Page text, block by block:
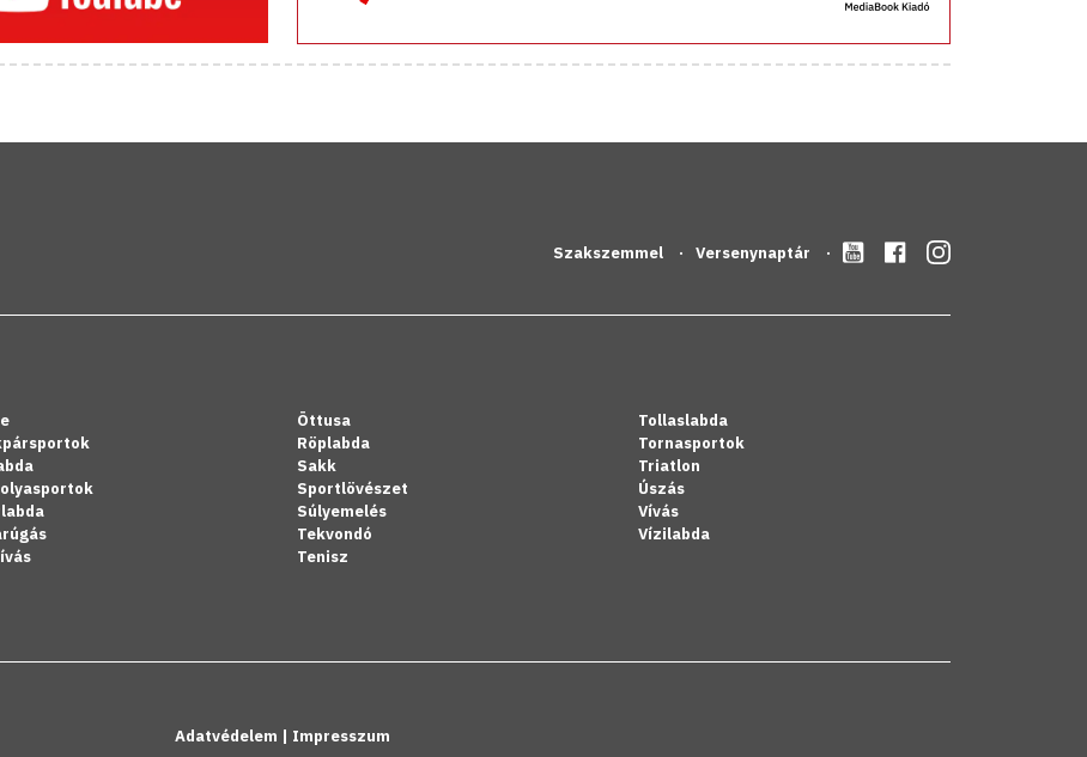
Szakszemmel Versenynaptár
Öttusa
Röplabda
Sakk
Sportlövészet
Súlyemelés
Tekvondó
Tenisz
Tollaslabda
Tornasportok
Triatlon
Úszás
Vívás
Vízilabda
Adatvédelem | Impresszum